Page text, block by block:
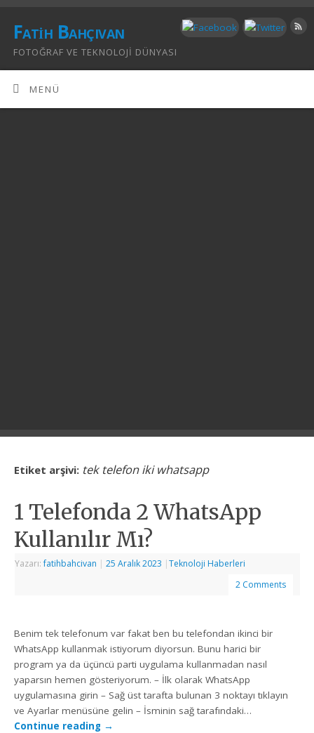
Fatih Bahçıvan
FOTOĞRAF VE TEKNOLOJI DÜNYASI
MENÜ
Etiket arşivi: tek telefon iki whatsapp
1 Telefonda 2 WhatsApp
Kullanılır Mı?
Yazarı:fatihbahcivan | 25 Aralık 2023 |Teknoloji Haberleri
2 Comments
Benim tek telefonum var fakat ben bu telefondan ikinci bir
WhatsApp kullanmak istiyorum diyorsun. Bunu harici bir
program ya da üçüncü parti uygulama kullanmadan nasıl
yaparsın hemen gösteriyorum. – İlk olarak WhatsApp
uygulamasına girin – Sağ üst tarafta bulunan 3 noktayı tıklayın
ve Ayarlar menüsüne gelin – İsminin sağ tarafındaki…
Continue reading →